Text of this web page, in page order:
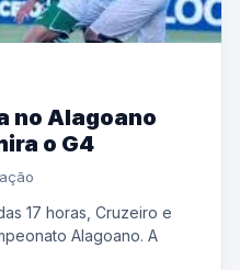
no Alagoano
o G4
17 horas, Cruzeiro e
Alagoano. A